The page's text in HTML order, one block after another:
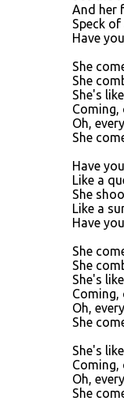
And her
Speck
Have
She
She
She's
Coming,
Oh,
She
Have
Like a
She
Like a
Have
She
She
She's
Coming,
Oh,
She
She's
Coming,
Oh,
She